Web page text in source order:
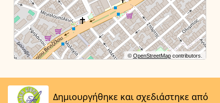
© OpenStreetMapcontributors.
Δημιουργήθηκε και σχεδιάστηκε από